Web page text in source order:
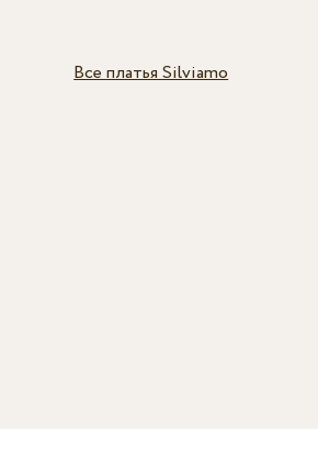
Все платья Silviamo